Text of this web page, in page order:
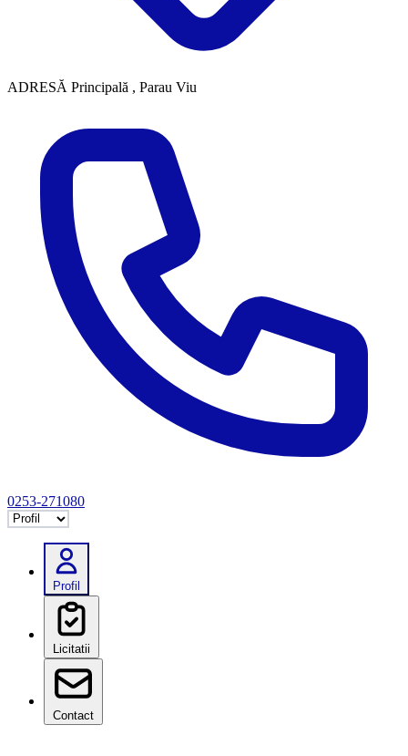
ADRESĂ Principală , Parau Viu
0253-271080
Selectează tab
Profil
Licitatii
Contact